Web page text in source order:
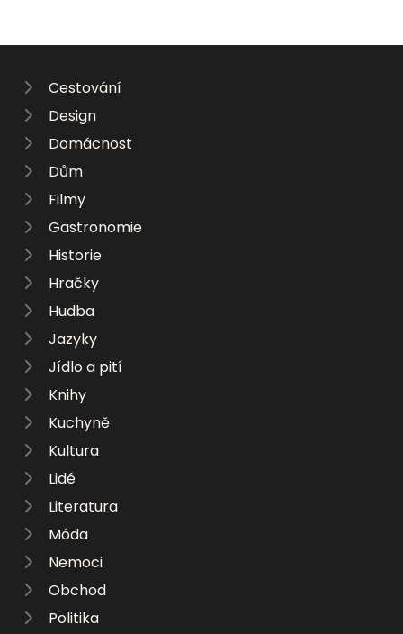
Cestování
Design
Domácnost
Dům
Filmy
Gastronomie
Historie
Hračky
Hudba
Jazyky
Jídlo a pití
Knihy
Kuchyně
Kultura
Lidé
Literatura
Móda
Nemoci
Obchod
Politika